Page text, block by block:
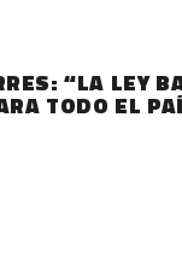
“LA LEY
TODO EL